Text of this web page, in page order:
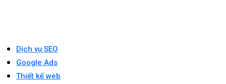
Google Ads
Thiết kế web